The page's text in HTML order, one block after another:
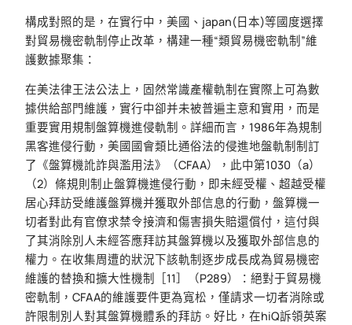
構成對照的是，在實行中，美國、japan(日本)等國度選擇
對貿易機密軌制停止改革，構建一種“類貿易機密軌制”維
護數據聚集：
在美法律王法公法上，固然常識產權軌制在實際上可為數
據供給部門維護，實行中卻并未被普遍主意和實用，而是
重要實用規制盤算機進侵軌制。詳細而言，1986年為規制
黑客進侵行動，美國國會類比通俗法的侵進地盤軌制制訂
了《盤算機訛詐與濫用法》（CFAA），此中第1030（a）
（2）條規則制止盤算機進侵行動，即未經受權、超越受權
居心拜訪受維護盤算機并獲取外部信息的行動，盤算機一
切者對此有官僚求禁令接濟和傷害損失賠還償付，這付與
了其消除別人未經答應拜訪其盤算機以及獲取外部信息的
權力。在收集周遭的狀況下該軌制逐步成長成為貿易機密
維護的替換和擴大性機制［11］（P289）：絕對于貿易機
密軌制，CFAA的維護要件更為寬松，僅請求一切者消除或
許限制別人對其盤算機體系的拜訪。好比，在hiQ訴領英案